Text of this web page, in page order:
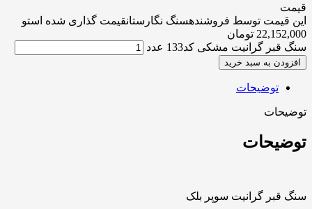
قیمت
این قیمت توسط فروشندهسنگ نگارستانقیمت گذاری شده استو
22,152,000 تومان
سنگ قبر گرانیت مشکی کد133 عدد
افزودن به سبد خرید
توضیحات
توضیحات
توضیحات
سنگ قبر گرانیت سوپر بلک